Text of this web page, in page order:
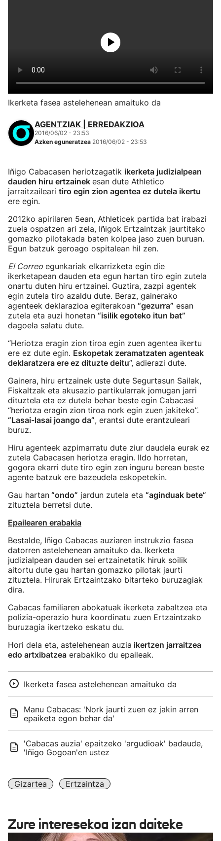
Ikerketa fasea astelehenean amaituko da
AGENTZIAK | ERREDAKZIOA
2016/06/02 - 23:53
Azken eguneratzea 2016/06/02 - 23:53
Iñigo Cabacasen heriotzagatik ikerketa judizialpean
dauden hiru ertzainek esan dute Athletico
jarraitzaileari tiro egin zion agentea ez dutela ikertu
ere egin.
2012ko apirilaren 5ean, Athleticek partida bat irabazi
zuela ospatzen ari zela, Iñigok Ertzaintzak jaurtitako
gomazko pilotakada baten kolpea jaso zuen buruan.
Egun batzuk geroago ospitalean hil zen.
El Correo egunkariak elkarrizketa egin die
ikerketapean dauden eta egun hartan tiro egin zutela
onartu duten hiru ertzainei. Guztira, zazpi agentek
egin zutela tiro azaldu dute. Beraz, gainerako
agenteek deklarazioa egiterakoan “gezurra” esan
zutela eta auzi honetan “isilik egoteko itun bat”
dagoela salatu dute.
“Heriotza eragin zion tiroa egin zuen agentea ikertu
ere ez dute egin. Eskopetak zeramatzaten agenteak
deklaratzera ere ez dituzte deitu”, adierazi dute.
Gainera, hiru ertzainek uste dute Segurtasun Sailak,
Fiskaltzak eta akusazio partikularrak jomugan jarri
dituztela eta ez dutela behar beste egin Cabacasi
“heriotza eragin zion tiroa nork egin zuen jakiteko”.
“Lasai-lasai joango da”, erantsi dute erantzuleari
buruz.
Hiru agenteek azpimarratu dute ziur daudela eurak ez
zutela Cabacasen heriotza eragin. Ildo horretan,
gogora ekarri dute tiro egin zen inguru berean beste
agente batzuk ere bazeudela eskopetekin.
Gau hartan “ondo” jardun zutela eta “aginduak bete”
zituztela berretsi dute.
Epailearen erabakia
Bestalde, Iñigo Cabacas auziaren instrukzio fasea
datorren astelehenean amaituko da. Ikerketa
judizialpean dauden sei ertzainetatik hiruk soilik
aitortu dute gau hartan gomazko pilotak jaurti
zituztela. Hirurak Ertzaintzako bitarteko buruzagiak
dira.
Cabacas familiaren abokatuak ikerketa zabaltzea eta
polizia-operazio hura koordinatu zuen Ertzaintzako
buruzagia ikertzeko eskatu du.
Hori dela eta, astelehenean auzia ikertzen jarraitzea
edo artxibatzea erabakiko du epaileak.
Ikerketa fasea astelehenean amaituko da
Manu Cabacas: 'Nork jaurti zuen ez jakin arren
epaiketa egon behar da'
'Cabacas auzia' epaitzeko 'argudioak' badaude,
'Iñigo Gogoan'en ustez
Gizartea Ertzaintza
Zure interesekoa izan daiteke